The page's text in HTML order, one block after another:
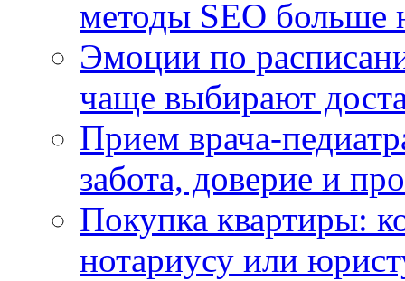
методы SEO больше
Эмоции по
чаще выбирают
Прием врача-
забота, доверие и
Покупка квартиры:
нотариусу или